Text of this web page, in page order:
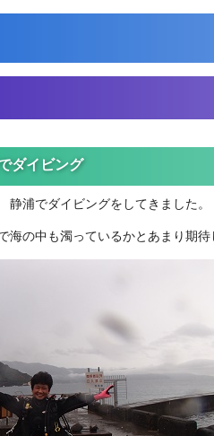
ダイビング
浦でダイビングをしてきました。
海の中も濁っているかとあまり期